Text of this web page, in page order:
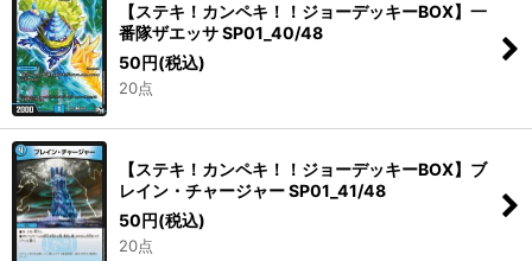
【ステキ！カンペキ！！ジョーデッキーBOX】一
番隊ザエッサ SP01_40/48
50 円(税込)
20点
【ステキ！カンペキ！！ジョーデッキーBOX】ブ
レイン・チャージャー SP01_41/48
50円(税込)
20点